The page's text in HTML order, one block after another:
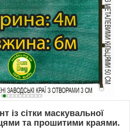
із сітки маскувальної
та прошитими краями.